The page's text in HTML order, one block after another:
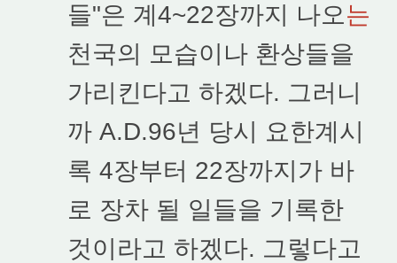
들"은 계4~22장까지 나오는
천국의 모습이나 환상들을
가리킨다고 하겠다. 그러니
까 A.D.96년 당시 요한계시
록 4장부터 22장까지가 바
로 장차 될 일들을 기록한
것이라고 하겠다. 그렇다고